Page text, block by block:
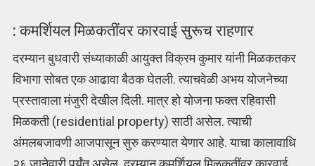
:कमर्शियल मिळकतींवर कारवाई सुरूच राहणार
दरम्यान बुधवारी संध्याकाळी आयुक्त विक्रम कुमार यांनी मिळकतकर
विभागा सोबत एक आढावा बैठक घेतली. त्याचवेळी अभय योजनेच्या
प्रस्तावाला मंजुरी देखील दिली. मात्र हो योजना फक्त रहिवासी
मिळकती(residential property) साठी असेल. त्याची
अंमलबजावणी आजपासून सुरु करण्यात येणार आहे. याचा कालावाधि